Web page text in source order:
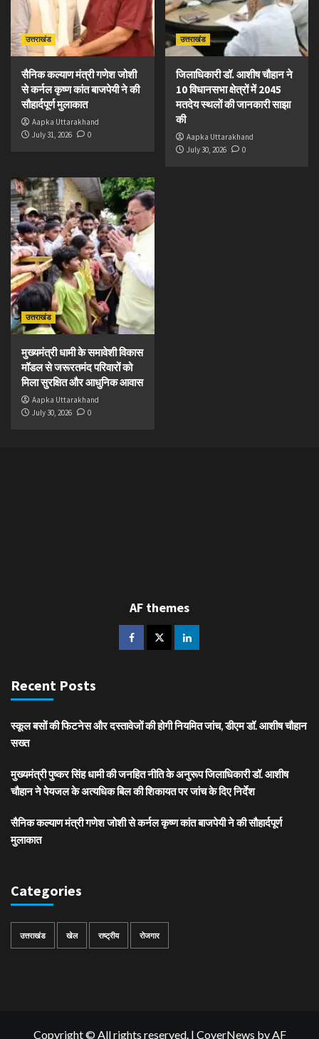
उत्तराखंड
सैनिक कल्याण मंत्री गणेश जोशी
से कर्नल कृष्ण कांत बाजपेयी ने की
सौहार्दपूर्ण मुलाकात
Aapka Uttarakhand
July 31, 2026
0
उत्तराखंड
जिलाधिकारी डॉ. आशीष चौहान ने
10 विधानसभा क्षेत्रों में 2045
मतदेय स्थलों की जानकारी साझा
की
Aapka Uttarakhand
July 30, 2026
0
उत्तराखंड
मुख्यमंत्री धामी के समावेशी विकास
मॉडल से जरूरतमंद परिवारों को
मिला सुरक्षित और आधुनिक आवास
Aapka Uttarakhand
July 30, 2026
0
AF themes
Recent Posts
स्कूल बसों की फिटनेस और दस्तावेजों की होगी नियमित जांच, डीएम डॉ. आशीष चौहान
सख्त
मुख्यमंत्री पुष्कर सिंह धामी की जनहित नीति के अनुरूप जिलाधिकारी डॉ. आशीष
चौहान ने पेयजल के अत्यधिक बिल की शिकायत पर जांच के दिए निर्देश
सैनिक कल्याण मंत्री गणेश जोशी से कर्नल कृष्ण कांत बाजपेयी ने की सौहार्दपूर्ण
मुलाकात
Categories
उत्तराखंड खेल राष्ट्रीय रोजगार
Copyright © All rights reserved. | CoverNews by AF